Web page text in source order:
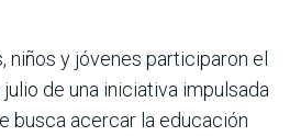
niños y jóvenes participaron el
de una iniciativa impulsada
busca acercar la educación